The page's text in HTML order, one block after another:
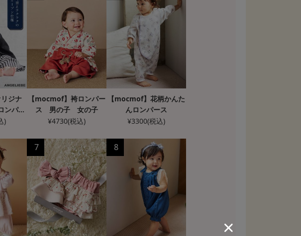
ジナ
ンパー
)
【mocmof】袴ロンパー
ス 男の子 女の子
¥4730(税込)
【mocmof】花柄かんた
んロンパース
¥3300(税込)
7 8